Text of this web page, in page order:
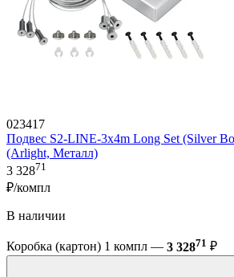
023417
Подвес S2-LINE-3x4m Long Set (Silver
(Arlight, Металл)
3 32871
₽/компл
В наличии
Коробка (картон) 1 компл — 3 32871 ₽